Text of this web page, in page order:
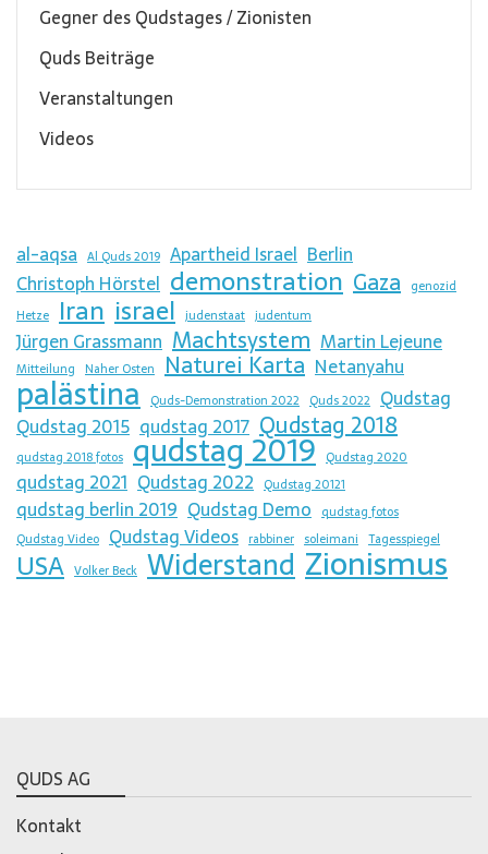
Gegner des Qudstages / Zionisten
Quds Beiträge
Veranstaltungen
Videos
al-aqsa Al Quds 2019 Apartheid Israel Berlin
Christoph Hörstel demonstration Gaza genozid
Hetze Iran israel judenstaat judentum
Jürgen Grassmann Machtsystem Martin Lejeune
Mitteilung Naher Osten Naturei Karta Netanyahu
palästina Quds-Demonstration 2022 Quds 2022 Qudstag
Qudstag 2015 qudstag 2017 Qudstag 2018
qudstag 2018 fotos qudstag 2019 Qudstag 2020
qudstag 2021 Qudstag 2022 Qudstag 20121
qudstag berlin 2019 Qudstag Demo qudstag fotos
Qudstag Video Qudstag Videos rabbiner soleimani Tagesspiegel
USA Volker Beck Widerstand Zionismus
QUDS AG
Kontakt